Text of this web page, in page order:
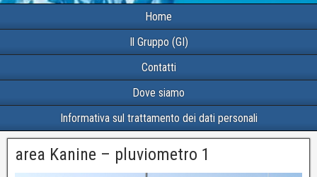
Home
Il Gruppo (GI)
Contatti
Dove siamo
Informativa sul trattamento dei dati personali
area Kanine – pluviometro 1